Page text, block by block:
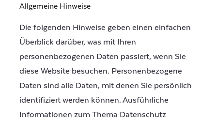
Allgemeine Hinweise
Die folgenden Hinweise geben einen einfachen
Überblick darüber, was mit Ihren
personenbezogenen Daten passiert, wenn Sie
diese Website besuchen. Personenbezogene
Daten sind alle Daten, mit denen Sie persönlich
identifiziert werden können. Ausführliche
Informationen zum Thema Datenschutz